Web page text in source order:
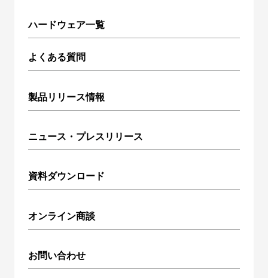
ハードウェア一覧
よくある質問
製品リリース情報
ニュース・プレスリリース
資料ダウンロード
オンライン商談
お問い合わせ